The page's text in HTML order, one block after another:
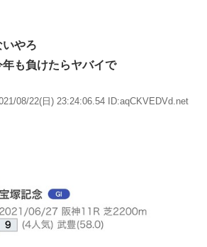
やろ
も負けたらヤバイで
08/22(日) 23:24:06.54 ID:aqCKVEDVd.net